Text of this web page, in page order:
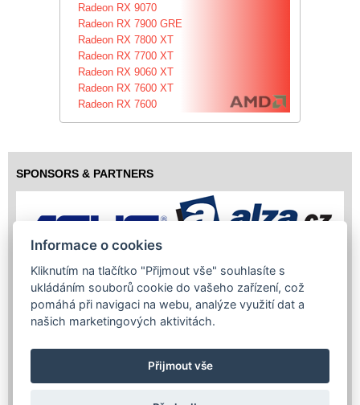
Radeon RX 9070
Radeon RX 7900 GRE
Radeon RX 7800 XT
Radeon RX 7700 XT
Radeon RX 9060 XT
Radeon RX 7600 XT
Radeon RX 7600
SPONSORS & PARTNERS
Informace o cookies
Kliknutím na tlačítko "Přijmout vše" souhlasíte s
ukládáním souborů cookie do vašeho zařízení, což
pomáhá při navigaci na webu, analýze využití dat a
našich marketingových aktivitách.
Přijmout vše